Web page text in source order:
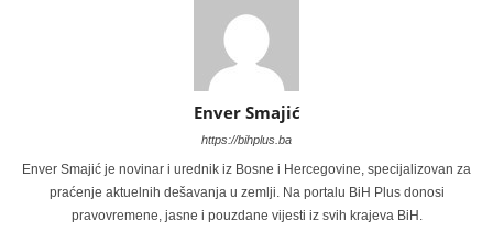
Enver Smajić
https://bihplus.ba
Enver Smajić je novinar i urednik iz Bosne i Hercegovine, specijalizovan za
praćenje aktuelnih dešavanja u zemlji. Na portalu BiH Plus donosi
pravovremene, jasne i pouzdane vijesti iz svih krajeva BiH.